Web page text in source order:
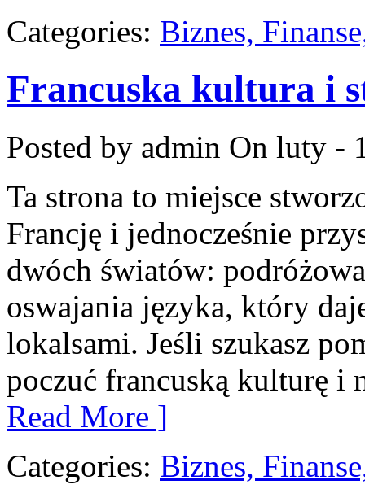
Categories: Biznes,
Francuska kultura i
Posted by admin On luty -
Ta strona to miejsce
Francję i jednocześnie
dwóch światów:
oswajania języka, który
lokalsami. Jeśli szukasz
poczuć francuską kulturę i
Read More ]
Categories: Biznes,